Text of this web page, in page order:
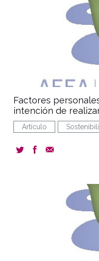
Factores
intención de
Artículo